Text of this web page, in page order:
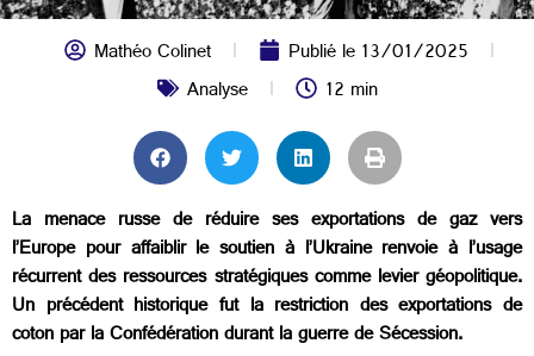
Mathéo Colinet Publié le13/01/2025
Analyse
12 min
La menace russe de réduire ses exportations de gaz vers
l’Europe pour affaiblir le soutien à l’Ukraine renvoie à l’usage
récurrent des ressources stratégiques comme levier géopolitique.
Un précédent historique fut la restriction des exportations de
coton par la Confédération durant la guerre de Sécession.